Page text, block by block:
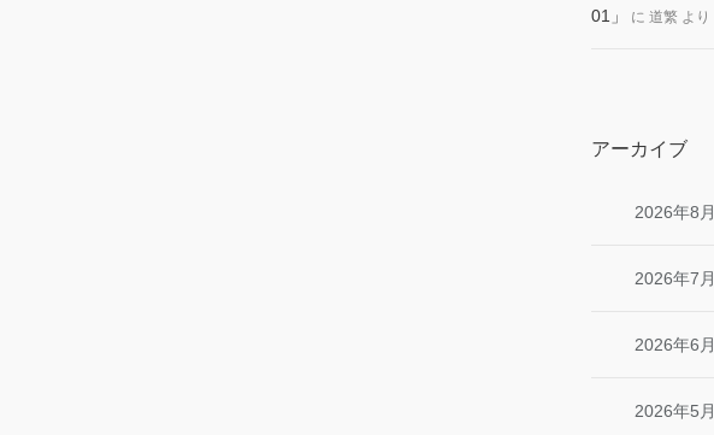
01」
に 道繁 より
アーカイブ
2026年8月
2026年7月
2026年6月
2026年5月